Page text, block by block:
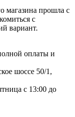
магазина прошла с
с
вариант.
оплаты и
шоссе 50/1,
с 13:00 до